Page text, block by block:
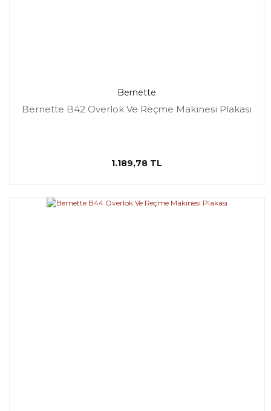
Bernette
Bernette B42 Overlok Ve Reçme Makinesi Plakası
1.189,78 TL